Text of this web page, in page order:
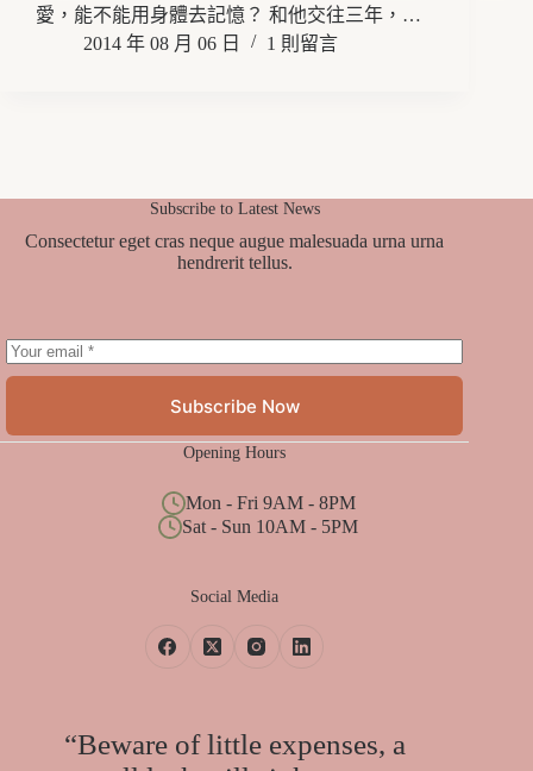
愛，能不能用身體去記憶？ 和他交往三年，…
2014 年 08 月 06 日
1 則留言
Subscribe to Latest News
Consectetur eget cras neque augue malesuada urna urna
hendrerit tellus.
Subscribe Now
Opening Hours
Mon - Fri 9AM - 8PM
Sat - Sun 10AM - 5PM
Social Media
“Beware of little expenses, a